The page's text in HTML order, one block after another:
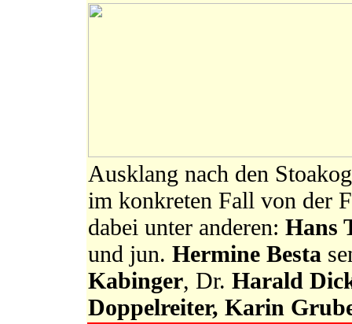
Ausklang nach den
im konkreten Fall von der
dabei unter anderen: Hans
und jun. Hermine Besta
Kabinger, Dr. Harald
Doppelreiter, Karin